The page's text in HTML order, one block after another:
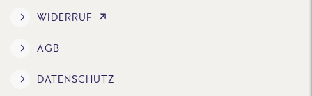
WIDERRUF
AGB
DATENSCHUTZ